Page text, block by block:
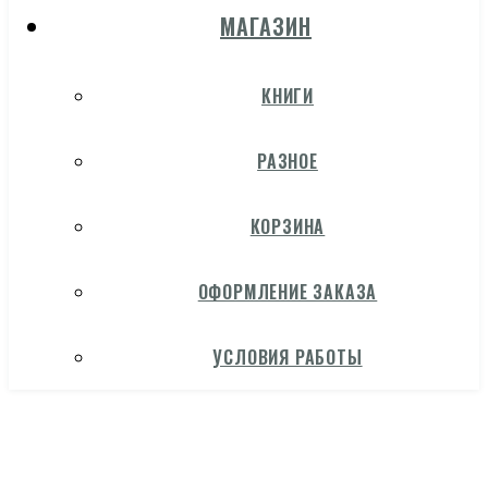
МАГАЗИН
КНИГИ
РАЗНОЕ
КОРЗИНА
ОФОРМЛЕНИЕ ЗАКАЗА
УСЛОВИЯ РАБОТЫ